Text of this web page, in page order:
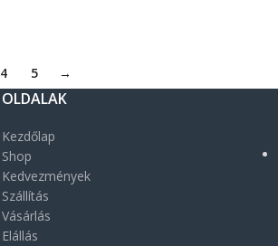
4 5 →
OLDALAK
Kezdőlap
Shop
Kedvezmények
Szállítás
Vásárlás
Elállás